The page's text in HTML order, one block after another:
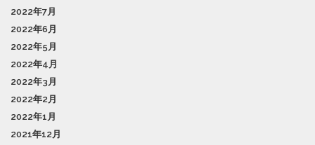
2022年7月
2022年6月
2022年5月
2022年4月
2022年3月
2022年2月
2022年1月
2021年12月